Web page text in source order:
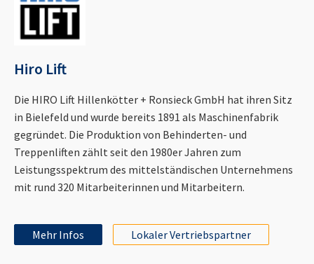
Hiro Lift
Die HIRO Lift Hillenkötter + Ronsieck GmbH hat ihren Sitz
in Bielefeld und wurde bereits 1891 als Maschinenfabrik
gegründet. Die Produktion von Behinderten- und
Treppenliften zählt seit den 1980er Jahren zum
Leistungsspektrum des mittelständischen Unternehmens
mit rund 320 Mitarbeiterinnen und Mitarbeitern.
Mehr Infos Lokaler Vertriebspartner